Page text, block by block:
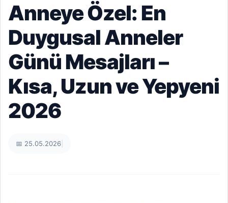
Anneye Özel: En
Duygusal Anneler
Günü Mesajları –
Kısa, Uzun ve Yepyeni
2026
📅 25.05.2026